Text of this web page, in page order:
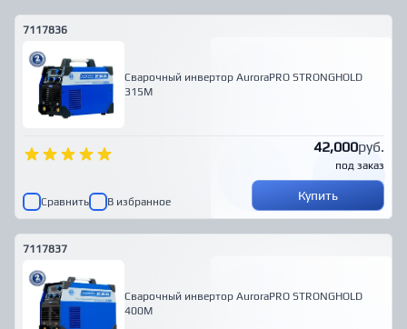
7117836
Cварочный инвертор AuroraPRO STRONGHOLD
315M
42,000руб.
под заказ
Сравнить В избранное Купить
7117837
Cварочный инвертор AuroraPRO STRONGHOLD
400M